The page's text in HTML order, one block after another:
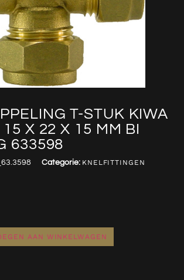
T-STUK KIWA
X 22 X 15 MM BI
633598
Categorie: KNELFITTINGEN
AAN WINKELWAGEN